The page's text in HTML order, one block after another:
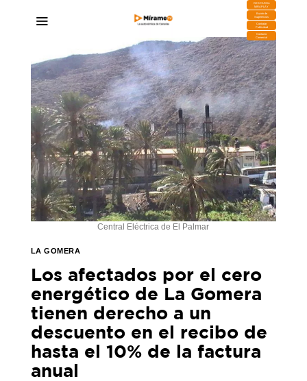
DESCARGA
MIRAPLAY
Buzón de
Sugerencias
Contratar
Publicidad
Contacto
Comercial
Central Eléctrica de El Palmar
LA GOMERA
Los afectados por el cero
energético de La Gomera
tienen derecho a un
descuento en el recibo de
hasta el 10% de la factura
anual